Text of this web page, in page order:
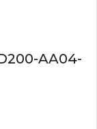
AA04-